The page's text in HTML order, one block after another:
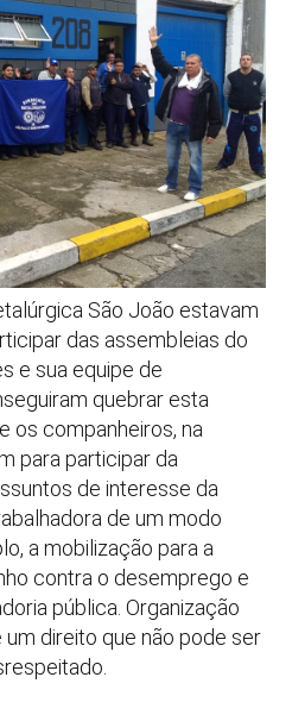
São João estavam
das assembleias do
e sua equipe de
quebrar esta
os companheiros, na
para participar da
de interesse da
de um modo
a mobilização para a
contra o desemprego e
pública. Organização
direito que não pode ser